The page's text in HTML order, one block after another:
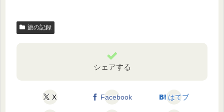
旅の記録
シェアする
X Facebook はてブ